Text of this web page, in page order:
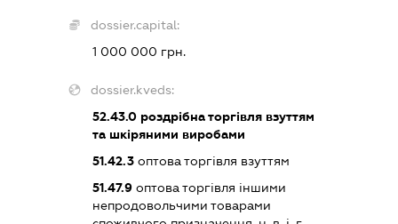
dossier.capital:
1 000 000 грн.
dossier.kveds:
52.43.0 роздрібна торгівля взуттям
та шкіряними виробами
51.42.3 оптова торгівля взуттям
51.47.9 оптова торгівля іншими
непродовольчими товарами